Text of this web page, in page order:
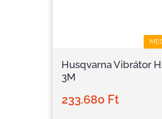
Husqvarna Vibrátor
3M
233.680 Ft